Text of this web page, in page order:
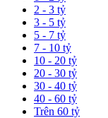
2 - 3 tỷ
3 - 5 tỷ
5 - 7 tỷ
7 - 10 tỷ
10 - 20 tỷ
20 - 30 tỷ
30 - 40 tỷ
40 - 60 tỷ
Trên 60 tỷ